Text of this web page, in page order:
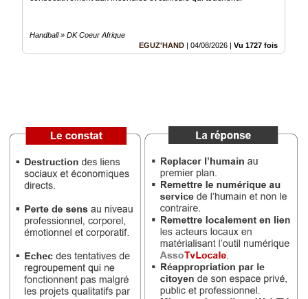
Handball » DK Coeur Afrique
EGUZ'HAND
04/08/2026 Vu 1727 fois